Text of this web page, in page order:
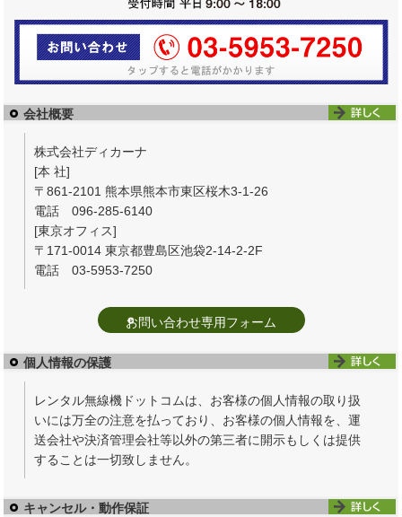
会社概要
株式会社ディカーナ
[本 社]
〒861-2101 熊本県熊本市東区桜木3-1-26
電話 096-285-6140
[東京オフィス]
〒171-0014 東京都豊島区池袋2-14-2-2F
電話 03-5953-7250
お問い合わせ専用フォーム
個人情報の保護
レンタル無線機ドットコムは、お客様の個人情報の取り扱
いには万全の注意を払っており、お客様の個人情報を、運
送会社や決済管理会社等以外の第三者に開示もしくは提供
することは一切致しません。
キャンセル・動作保証